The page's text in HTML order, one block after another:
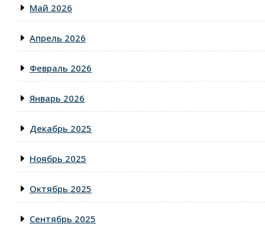
Май 2026
Апрель 2026
Февраль 2026
Январь 2026
Декабрь 2025
Ноябрь 2025
Октябрь 2025
Сентябрь 2025